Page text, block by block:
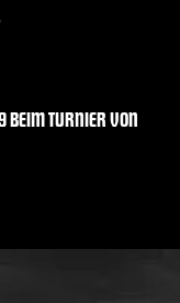
BEIM TURNIER VON